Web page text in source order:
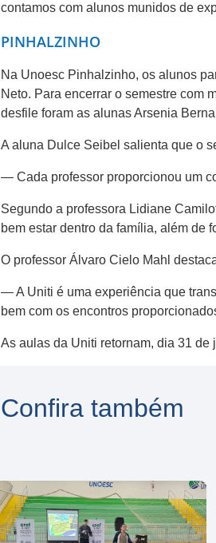
contamos com alunos munidos de
PINHALZINHO
Na Unoesc Pinhalzinho, os alunos
Neto. Para encerrar o semestre com
desfile foram as alunas Arsenia
A aluna Dulce Seibel salienta que o
— Cada professor proporcionou um
Segundo a professora Lidiane
bem estar dentro da família, além de
O professor Álvaro Cielo Mahl
— A Uniti é uma experiência que
bem com os encontros
As aulas da Uniti retornam, dia 31
Confira também